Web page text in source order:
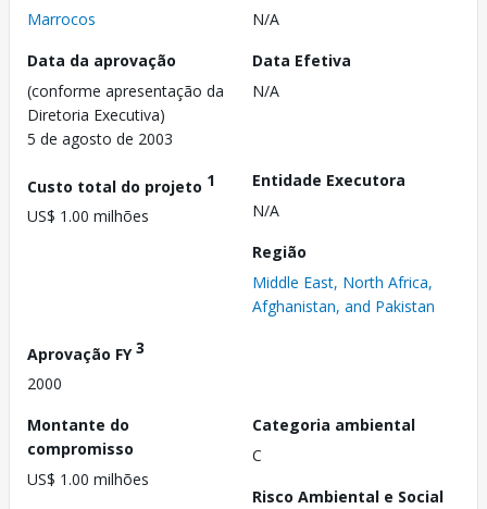
Marrocos
N/A
Data da aprovação
(conforme apresentação da
Diretoria Executiva)
5 de agosto de 2003
Data Efetiva
N/A
Custo total do projeto 1
US$ 1.00 milhões
Entidade Executora
N/A
Região
Middle East, North Africa,
Afghanistan, and Pakistan
Aprovação FY3
2000
Montante do
compromisso
US$ 1.00 milhões
Categoria ambiental
C
Risco Ambiental e Social